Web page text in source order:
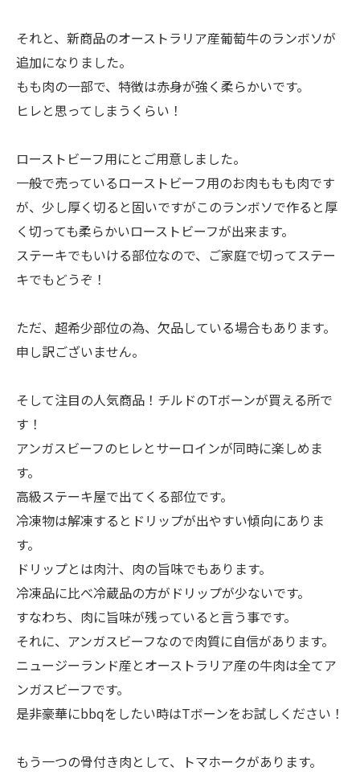
それと、新商品のオーストラリア産葡萄牛のランボソが
追加になりました。
もも肉の一部で、特徴は赤身が強く柔らかいです。
ヒレと思ってしまうくらい！
ローストビーフ用にとご用意しました。
一般で売っているローストビーフ用のお肉ももも肉です
が、少し厚く切ると固いですがこのランボソで作ると厚
く切っても柔らかいローストビーフが出来ます。
ステーキでもいける部位なので、ご家庭で切ってステー
キでもどうぞ！
ただ、超希少部位の為、欠品している場合もあります。
申し訳ございません。
そして注目の人気商品！チルドのTボーンが買える所で
す！
アンガスビーフのヒレとサーロインが同時に楽しめま
す。
高級ステーキ屋で出てくる部位です。
冷凍物は解凍するとドリップが出やすい傾向にありま
す。
ドリップとは肉汁、肉の旨味でもあります。
冷凍品に比べ冷蔵品の方がドリップが少ないです。
すなわち、肉に旨味が残っていると言う事です。
それに、アンガスビーフなので肉質に自信があります。
ニュージーランド産とオーストラリア産の牛肉は全てア
ンガスビーフです。
是非豪華にbbqをしたい時はTボーンをお試しください！
もう一つの骨付き肉として、トマホークがあります。